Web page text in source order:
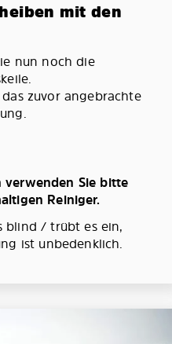
mit den
nun noch die
zuvor angebrachte
verwenden Sie bitte
Reiniger.
blind / trübt es ein,
ist unbedenklich.